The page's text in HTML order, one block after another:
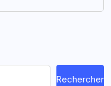
Rechercher